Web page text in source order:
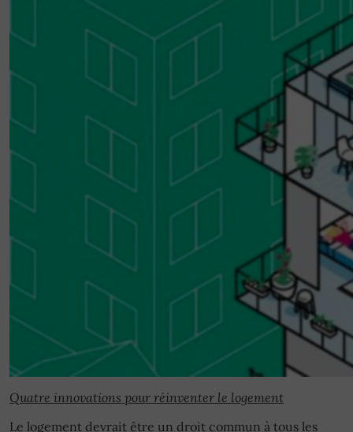
Quatre innovations pour réinventer le logement
Le logement devrait être un droit commun à tous les